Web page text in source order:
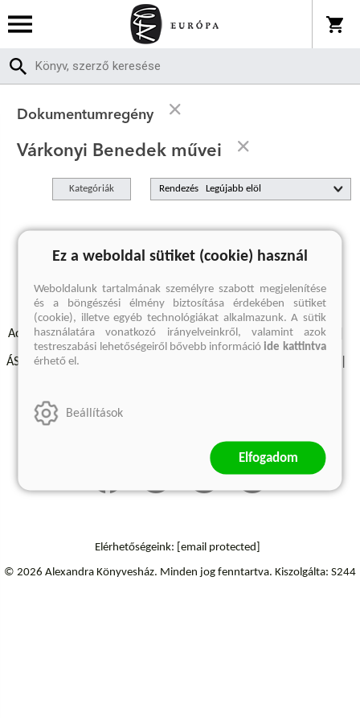
Dokumentumregény
Várkonyi Benedek művei
Kategóriák Rendezés
A keresett kifejezésre nincs találat
Adatvédelmi szabályzatok Elállási felmondási nyilatkozat
ÁSZF - Vásárlási feltételek
Szállítási információk
Elérhetőségeink: [email protected]
© 2026 Alexandra Könyvesház. Minden jog fenntartva. Kiszolgálta: S244
Ez a weboldal sütiket (cookie) használ
Weboldalunk tartalmának személyre szabott megjelenítése
és a böngészési élmény biztosítása érdekében sütiket
(cookie), illetve egyéb technológiákat alkalmazunk. A sütik
használatára vonatkozó irányelveinkről, valamint azok
testreszabási lehetőségeiről bővebb információide kattintva
érhető el.
Beállítások
Elfogadom